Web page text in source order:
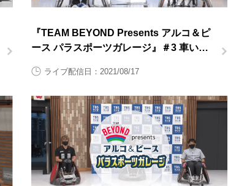
『TEAM BEYOND Presents アルコ＆ピ
ース パラスポーツガレージ』＃3 車いす
ライブ配信日：2021/08/17